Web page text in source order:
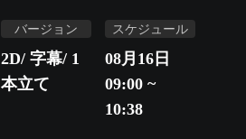
バージョン
2D/ 字幕/ 1
本立て
スケジュール
08月16日
09:00 ~
10:38